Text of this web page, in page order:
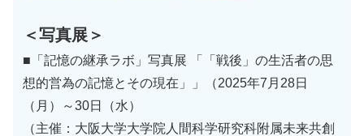
＜写真展＞
■「記憶の継承ラボ」写真展 「「戦後」の生活者の思
想的営為の記憶とその現在」」（2025年7月28日
（月）～30日（水）
（主催：大阪大学大学院人間科学研究科附属未来共創